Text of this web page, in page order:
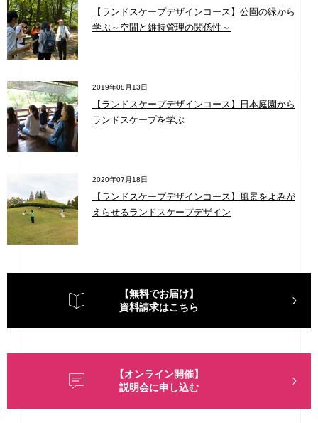
【ランドスケープデザインコース】公園の緑から
学ぶ～空間と維持管理の関係性～
2019年08月13日
【ランドスケープデザインコース】日本庭園から
ランドスケープを学ぶ
2020年07月18日
【ランドスケープデザインコース】風景をよみが
えらせるランドスケープデザイン
【無料でお届け】
資料請求はこちら
【オンライン開催】
説明会に申し込む